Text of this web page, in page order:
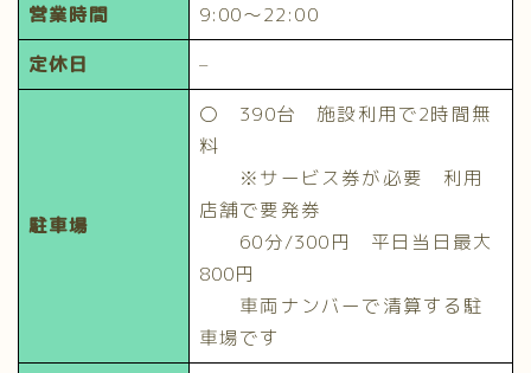
営業時間
9:00～22:00
定休日
–
駐車場
〇 390台 施設利用で2時間無
料
※サービス券が必要 利用
店舗で要発券
60分/300円 平日当日最大
800円
車両ナンバーで清算する駐
車場です